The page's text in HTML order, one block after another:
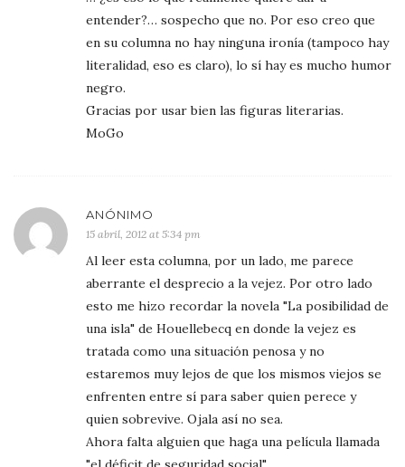
entender?… sospecho que no. Por eso creo que
en su columna no hay ninguna ironía (tampoco hay
literalidad, eso es claro), lo sí hay es mucho humor
negro.
Gracias por usar bien las figuras literarias.
MoGo
ANÓNIMO
15 abril, 2012 at 5:34 pm
Al leer esta columna, por un lado, me parece
aberrante el desprecio a la vejez. Por otro lado
esto me hizo recordar la novela "La posibilidad de
una isla" de Houellebecq en donde la vejez es
tratada como una situación penosa y no
estaremos muy lejos de que los mismos viejos se
enfrenten entre sí para saber quien perece y
quien sobrevive. Ojala así no sea.
Ahora falta alguien que haga una película llamada